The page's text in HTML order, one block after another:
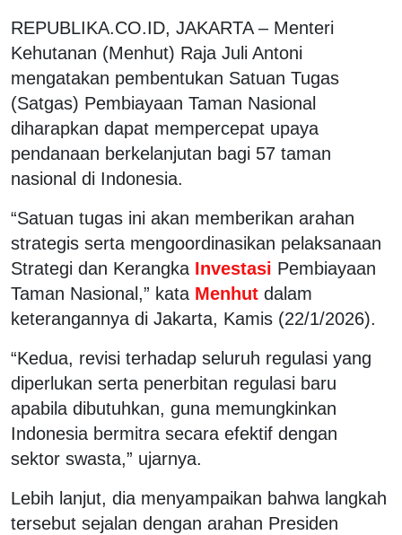
REPUBLIKA.CO.ID, JAKARTA – Menteri
Kehutanan (Menhut) Raja Juli Antoni
mengatakan pembentukan Satuan Tugas
(Satgas) Pembiayaan Taman Nasional
diharapkan dapat mempercepat upaya
pendanaan berkelanjutan bagi 57 taman
nasional di Indonesia.
“Satuan tugas ini akan memberikan arahan
strategis serta mengoordinasikan pelaksanaan
Strategi dan Kerangka Investasi Pembiayaan
Taman Nasional,” kata Menhut dalam
keterangannya di Jakarta, Kamis (22/1/2026).
“Kedua, revisi terhadap seluruh regulasi yang
diperlukan serta penerbitan regulasi baru
apabila dibutuhkan, guna memungkinkan
Indonesia bermitra secara efektif dengan
sektor swasta,” ujarnya.
Lebih lanjut, dia menyampaikan bahwa langkah
tersebut sejalan dengan arahan Presiden